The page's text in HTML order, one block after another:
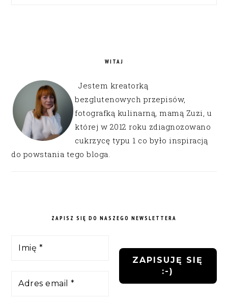
WITAJ
Jestem kreatorką
bezglutenowych przepisów,
fotografką kulinarną, mamą Zuzi, u
której w 2012 roku zdiagnozowano
cukrzycę typu 1 co było inspiracją
do powstania tego bloga.
ZAPISZ SIĘ DO NASZEGO NEWSLETTERA